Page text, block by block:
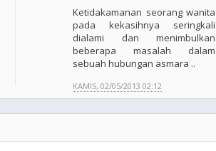
Ketidakamanan seorang wanita
pada kekasihnya seringkali
dialami dan menimbulkan
beberapa masalah dalam
sebuah hubungan asmara ..
KAMIS, 02/05/2013 02:12